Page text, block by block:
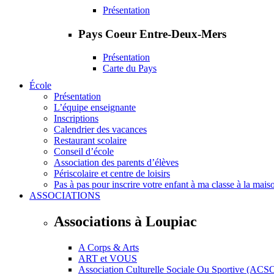
Présentation
Pays Coeur Entre-Deux-Mers
Présentation
Carte du Pays
École
Présentation
L’équipe enseignante
Inscriptions
Calendrier des vacances
Restaurant scolaire
Conseil d’école
Association des parents d’élèves
Périscolaire et centre de loisirs
Pas à pas pour inscrire votre enfant à ma classe à la
ASSOCIATIONS
Associations à Loupiac
A Corps & Arts
ART et VOUS
Association Culturelle Sociale Ou Sportive